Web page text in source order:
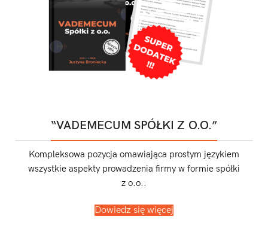
“VADEMECUM SPÓŁKI Z O.O.”
Kompleksowa pozycja omawiająca prostym językiem
wszystkie aspekty prowadzenia firmy w formie spółki
z o.o..
Dowiedz się więcej